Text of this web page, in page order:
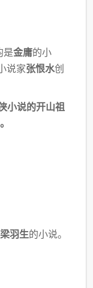
是金庸的小
说家张恨水创
小说的开山祖
梁羽生的小说。